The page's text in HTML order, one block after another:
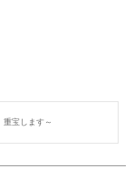
宝します～